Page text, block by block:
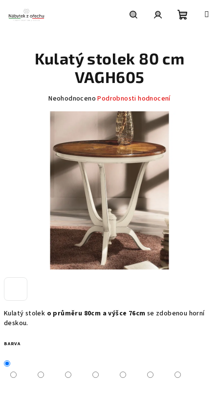
obsah
košík
Kulatý stolek o průměru 80cm a výšce 76cm se zdobenou horní
deskou.
BARVA
Kulatý stolek 80 cm
VAGH605
Průměrné
5
hvězdiček.
Neohodnoceno Podrobnosti hodnocení